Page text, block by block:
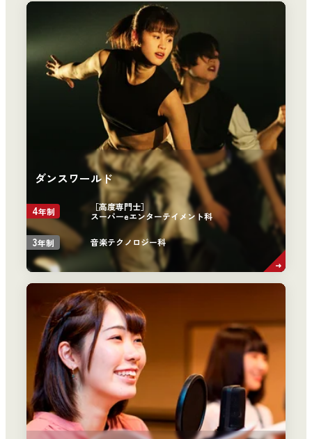
ダンスワールド
4年制
［高度専門士］
スーパーeエンターテイメント科
3年制 音楽テクノロジー科